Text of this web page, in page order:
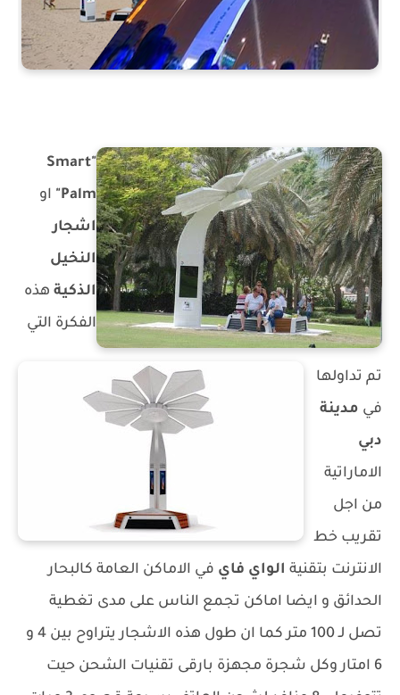
"Smart
Palm"
او
اشجار
النخيل
الذكية هذه
الفكرة التي
تم تداولها
في مدينة
دبي
الاماراتية
من اجل
تقريب خط
الانترنت بتقنية الواي فاي في الاماكن العامة كالبحار
الحدائق و ايضا اماكن تجمع الناس على مدى تغطية
تصل لـ 100 متر كما ان طول هذه الاشجار يتراوح بين 4 و
6 امتار وكل شجرة مجهزة بارقى تقنيات الشحن حيت